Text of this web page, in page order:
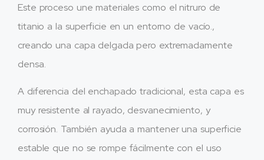
Este proceso une materiales como el nitruro de
titanio a la superficie en un entorno de vacío.,
creando una capa delgada pero extremadamente
densa.
A diferencia del enchapado tradicional, esta capa es
muy resistente al rayado, desvanecimiento, y
corrosión. También ayuda a mantener una superficie
estable que no se rompe fácilmente con el uso